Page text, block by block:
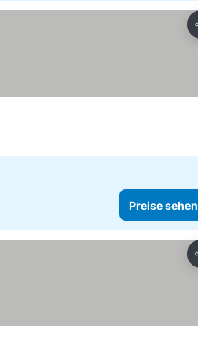
Preise sehen